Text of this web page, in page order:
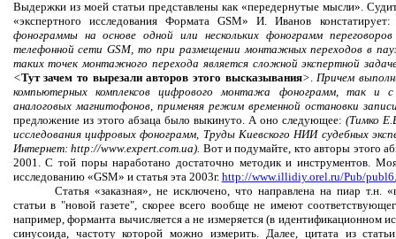
Выдержки из моей статьи представлены как «передернутые мысли».
«экспертного исследования Формата GSM» И. Иванов
фонограммы на основе одной или нескольких фонограмм
телефонной сети GSM, то при размещении монтажных переходов в
таких точек монтажного перехода является сложной экспертной
<Тут зачем то вырезали авторов этого высказывания>.Причем
компьютерных комплексов цифрового монтажа фонограмм, так и с
аналоговых магнитофонов, применяя режим временной остановки
предложение из этого абзаца было выкинуто. А оно следующее:(Тимко
исследования цифровых фонограмм, Труды Киевского НИИ судебных
Интернет: http://www.expert.com.ua). Вот и подумайте, кто авторы этого
2001. С той поры наработано достаточно методик и инструментов.
исследованию «GSM» и статья эта 2003г. http://www.illidiy.orel.ru/Pub/
Статья «заказная», не исключено, что направлена на пиар т.н.
статьи в "новой газете", скорее всего вообще не имеют
например, форманта вычисляется а не измеряется (в идентификационном
синусоида, частоту которой можно измерить. Далее, цитата из